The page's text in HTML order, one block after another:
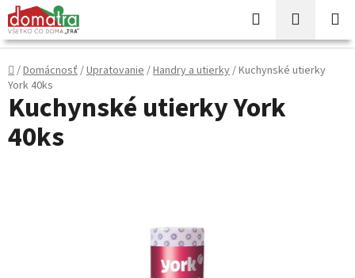
Prejsť
na
obsah
Hľadať
KOŠÍK
Domov
/Domácnosť/Upratovanie/Handry a utierky/Kuchynské utierky
York 40ks
Kuchynské utierky York
40ks